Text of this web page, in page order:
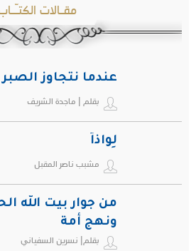
مقـالات
عندما نتجاوز الصبر
بقلم | ماجدة الشريف
لِواذاً
مشبب ناصر المقبل
من جوار بيت الله
ونهج أمة
بقلم| نسرين السفياني